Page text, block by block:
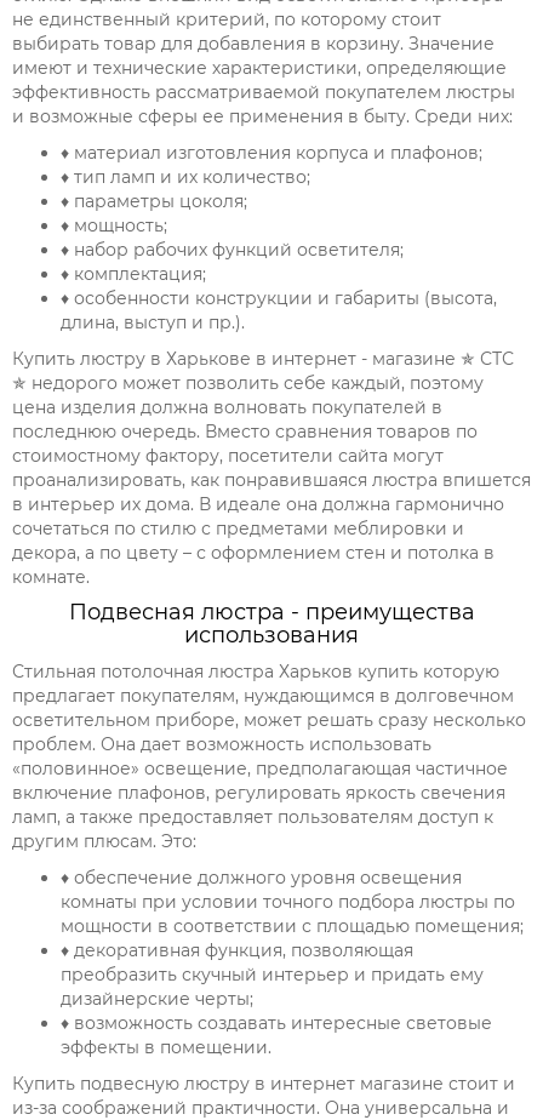
не единственный критерий, по которому стоит
выбирать товар для добавления в корзину. Значение
имеют и технические характеристики, определяющие
эффективность рассматриваемой покупателем люстры
и возможные сферы ее применения в быту. Среди них:
♦ материал изготовления корпуса и плафонов;
♦ тип ламп и их количество;
♦ параметры цоколя;
♦ мощность;
♦ набор рабочих функций осветителя;
♦ комплектация;
♦ особенности конструкции и габариты (высота,
длина, выступ и пр.).
Купить люстру в Харькове в интернет - магазине ✯ СТС
✯ недорого может позволить себе каждый, поэтому
цена изделия должна волновать покупателей в
последнюю очередь. Вместо сравнения товаров по
стоимостному фактору, посетители сайта могут
проанализировать, как понравившаяся люстра впишется
в интерьер их дома. В идеале она должна гармонично
сочетаться по стилю с предметами меблировки и
декора, а по цвету – с оформлением стен и потолка в
комнате.
Подвесная люстра - преимущества
использования
Стильная потолочная люстра Харьков купить которую
предлагает покупателям, нуждающимся в долговечном
осветительном приборе, может решать сразу несколько
проблем. Она дает возможность использовать
«половинное» освещение, предполагающая частичное
включение плафонов, регулировать яркость свечения
ламп, а также предоставляет пользователям доступ к
другим плюсам. Это:
♦ обеспечение должного уровня освещения
комнаты при условии точного подбора люстры по
мощности в соответствии с площадью помещения;
♦ декоративная функция, позволяющая
преобразить скучный интерьер и придать ему
дизайнерские черты;
♦ возможность создавать интересные световые
эффекты в помещении.
Купить подвесную люстру в интернет магазине стоит и
из-за соображений практичности. Она универсальна и